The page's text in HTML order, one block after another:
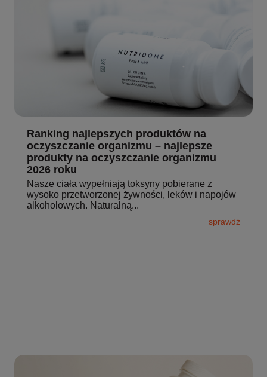
Ranking najlepszych produktów na
oczyszczanie organizmu – najlepsze
produkty na oczyszczanie organizmu
2026 roku
Nasze ciała wypełniają toksyny pobierane z
wysoko przetworzonej żywności, leków i napojów
alkoholowych. Naturalną...
sprawdź